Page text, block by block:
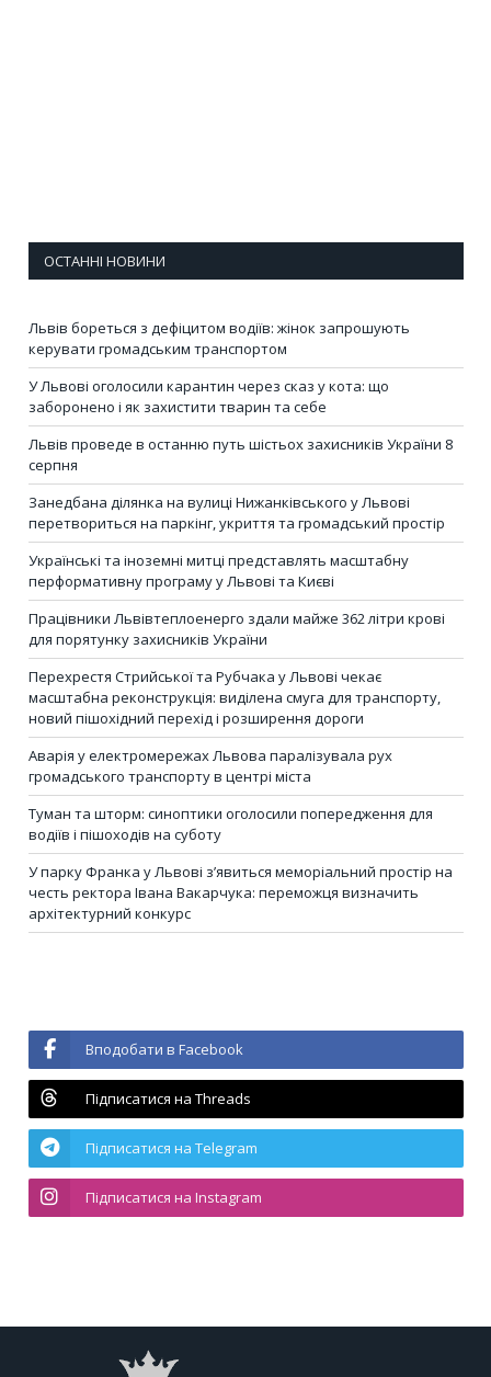
ОСТАННІ НОВИНИ
Львів бореться з дефіцитом водіїв: жінок запрошують
керувати громадським транспортом
У Львові оголосили карантин через сказ у кота: що
заборонено і як захистити тварин та себе
Львів проведе в останню путь шістьох захисників України 8
серпня
Занедбана ділянка на вулиці Нижанківського у Львові
перетвориться на паркінг, укриття та громадський простір
Українські та іноземні митці представлять масштабну
перформативну програму у Львові та Києві
Працівники Львівтеплоенерго здали майже 362 літри крові
для порятунку захисників України
Перехрестя Стрийської та Рубчака у Львові чекає
масштабна реконструкція: виділена смуга для транспорту,
новий пішохідний перехід і розширення дороги
Аварія у електромережах Львова паралізувала рух
громадського транспорту в центрі міста
Туман та шторм: синоптики оголосили попередження для
водіїв і пішоходів на суботу
У парку Франка у Львові з’явиться меморіальний простір на
честь ректора Івана Вакарчука: переможця визначить
архітектурний конкурс
Вподобати в Facebook
Підписатися на Threads
Підписатися на Telegram
Підписатися на Instagram